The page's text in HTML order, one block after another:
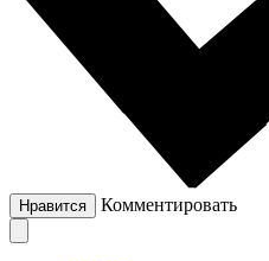
Нравится Комментировать